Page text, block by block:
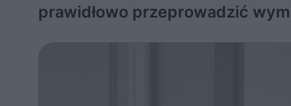
prawidłowo przeprowadzić